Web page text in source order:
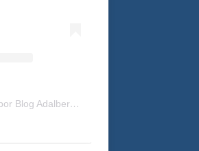
Uma publicação partilhada por Blog Adalberto Gomes Noticias (@blogadalbertogomesnoticiass)